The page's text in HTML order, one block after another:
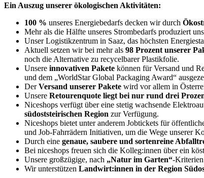
Ein Auszug unserer ökologischen Aktivitäten:
100 % unseres Energiebedarfs decken wir durch
Mehr als die Hälfte unseres Strombedarfs produziert
Unser Logistikzentrum in Saaz, das höchsten
Aktuell setzen wir bei mehr als 98 Prozent unserer
noch die Alternative zu recycelbarer Plastikfolie.
Unsere innovativen Pakete können für Versand und
und dem „WorldStar Global Packaging Award“
DerVersand unserer Pakete wird vor allem in
Unsere Retourenquote liegt bei nur rund drei
Niceshops verfügt über eine stetig wachsende
südoststeirischen Region zur Verfügung.
Niceshops bietet unter anderem Jobtickets für
und Job-Fahrrädern Initiativen, um die Wege unserer
Durch eine genaue, saubere und sortenreine
Bei niceshops freuen sich die Kolleg:innen über ein
Unsere großzügige, nach „Natur im Garten“-Kriterien
Wir unterstützen Landwirt:innen in der Region